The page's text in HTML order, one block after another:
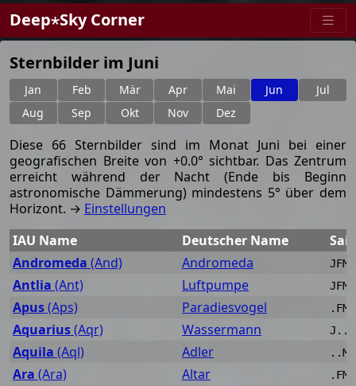
Deep⋆Sky Corner
Sternbilder im Juni
Jan Feb Mär Apr Mai Jun
Jul
Aug
Sep Okt Nov Dez
Diese 66 Sternbilder sind im Monat Juni bei einer
geografischen Breite von +0.0° sichtbar. Das Zentrum
erreicht während der Nacht (Ende bis Beginn
astronomische Dämmerung) mindestens 5° über dem
Horizont. → Einstellungen
IAU Name
Deutscher Name
Andromeda (And) Andromeda
Antlia (Ant) Luftpumpe
Apus(Aps) Paradiesvogel
Aquarius(Aqr) Wassermann
Aquila (Aql) Adler
Ara (Ara) Altar